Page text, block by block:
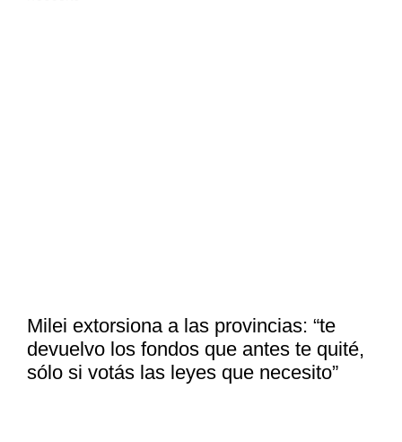
Milei extorsiona a las provincias: “te
devuelvo los fondos que antes te quité,
sólo si votás las leyes que necesito”